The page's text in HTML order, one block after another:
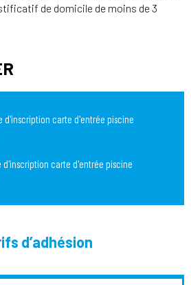
de domicile de moins de 3
d'inscription carte d'entrée piscine
d'inscription carte d'entrée piscine
d’adhésion